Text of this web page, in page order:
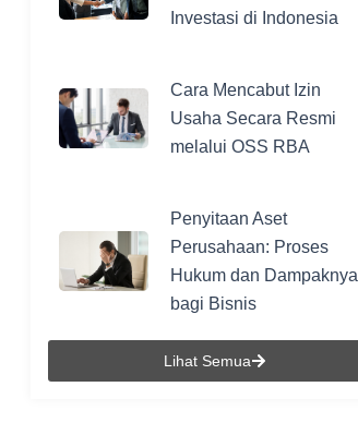
Investasi di Indonesia
Cara Mencabut Izin
Usaha Secara Resmi
melalui OSS RBA
Penyitaan Aset
Perusahaan: Proses
Hukum dan Dampaknya
bagi Bisnis
Lihat Semua